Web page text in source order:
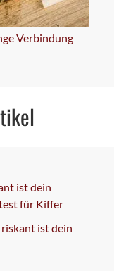
Verbindung
ist dein
für Kiffer
ist dein